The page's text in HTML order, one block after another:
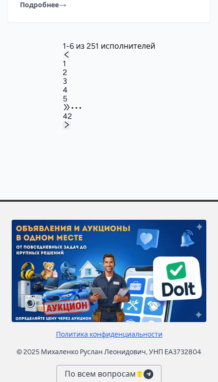
Подробнее
1-6 из 251 исполнителей
1
2
3
4
5
•••
42
Политика конфиденциальности
© 2025 Михаленко Руслан Леонидович, УНП ЕА3732804
По всем вопросам